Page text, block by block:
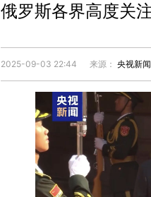
俄罗斯各界高度关
2025-09-03 22:44 来源： 央视新